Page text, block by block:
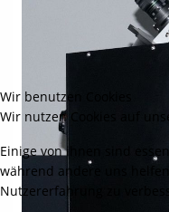
Wir benutzen Cookies
Wir nutzen Cookies auf
Einige von ihnen sind
während andere uns
Nutzererfahrung zu